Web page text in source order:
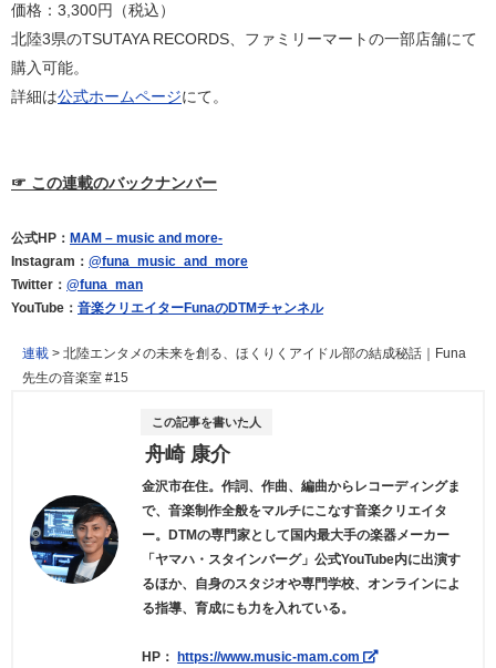
価格：3,300円（税込）
北陸3県のTSUTAYA RECORDS、ファミリーマートの一部店舗にて
購入可能。
詳細は公式ホームページにて。
☞ この連載のバックナンバー
公式HP： MAM – music and more-
Instagram： @funa_music_and_more
Twitter： @funa_man
YouTube： 音楽クリエイターFunaのDTMチャンネル
連載 > 北陸エンタメの未来を創る、ほくりくアイドル部の結成秘話｜Funa
先生の音楽室 #15
この記事を書いた人
舟崎 康介
金沢市在住。作詞、作曲、編曲からレコーディングま
で、音楽制作全般をマルチにこなす音楽クリエイタ
ー。DTMの専門家として国内最大手の楽器メーカー
「ヤマハ・スタインバーグ」公式YouTube内に出演す
るほか、自身のスタジオや専門学校、オンラインによ
る指導、育成にも力を入れている。
HP： https://www.music-mam.com